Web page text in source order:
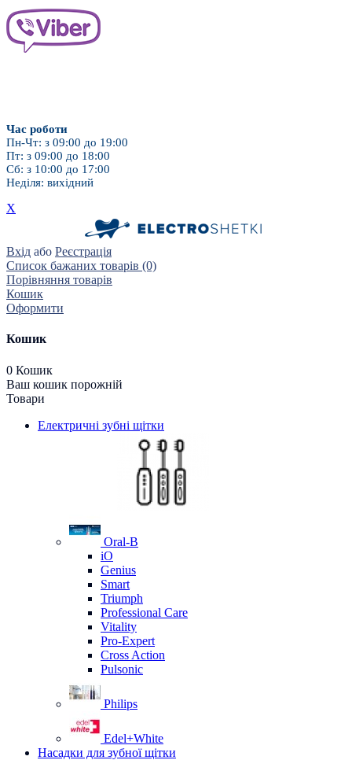
Дитячі насадки
Для брекет-систем
Час роботи
Пн-Чт: з 09:00 до 19:00
Пт: з 09:00 до 18:00
Сб: з 10:00 до 17:00
Неділя: вихідний
X
Вхід або Реєстрація
Список бажаних товарів (0)
Порівняння товарів
Кошик
Оформити
Кошик
0 Кошик
Ваш кошик порожній
Товари
Електричні зубні щітки
Oral-B
iO
Genius
Smart
Triumph
Professional Care
Vitality
Pro-Expert
Cross Action
Pulsonic
Philips
Edel+White
Насадки для зубної щітки